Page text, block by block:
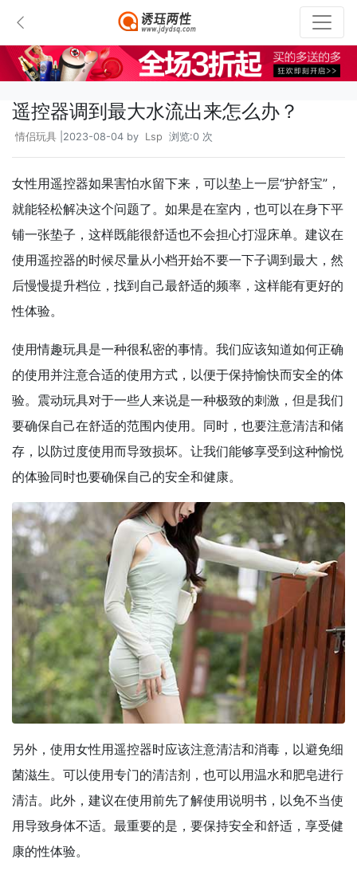
遥控器调到最大水流出来怎么办？
情侣玩具 |2023-08-04 by Lsp 浏览:0 次
女性用遥控器如果害怕水留下来，可以垫上一层“护舒宝”，
就能轻松解决这个问题了。如果是在室内，也可以在身下平
铺一张垫子，这样既能很舒适也不会担心打湿床单。建议在
使用遥控器的时候尽量从小档开始不要一下子调到最大，然
后慢慢提升档位，找到自己最舒适的频率，这样能有更好的
性体验。
使用情趣玩具是一种很私密的事情。我们应该知道如何正确
的使用并注意合适的使用方式，以便于保持愉快而安全的体
验。震动玩具对于一些人来说是一种极致的刺激，但是我们
要确保自己在舒适的范围内使用。同时，也要注意清洁和储
存，以防过度使用而导致损坏。让我们能够享受到这种愉悦
的体验同时也要确保自己的安全和健康。
另外，使用女性用遥控器时应该注意清洁和消毒，以避免细
菌滋生。可以使用专门的清洁剂，也可以用温水和肥皂进行
清洁。此外，建议在使用前先了解使用说明书，以免不当使
用导致身体不适。最重要的是，要保持安全和舒适，享受健
康的性体验。